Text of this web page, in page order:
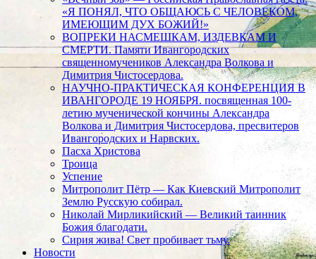
«Я ПОНЯЛ, ЧТО ОБЩАЮСЬ С ЧЕЛОВЕКОМ,
ИМЕЮЩИМ ДУХ БОЖИЙ!»
ВОПРЕКИ НАСМЕШКАМ, ИЗДЕВКАМ И
СМЕРТИ. Памяти Ивангородских
священномучеников Александра Волкова и
Димитрия Чистосердова.
НАУЧНО-ПРАКТИЧЕСКАЯ КОНФЕРЕНЦИЯ В
ИВАНГОРОДЕ 19 НОЯБРЯ. посвященная 100-
летию мученической кончины Александра
Волкова и Димитрия Чистосердова, пресвитеров
Ивангородских и Нарвских.
Пасха Христова
Троица
Успение
Митрополит Пётр — Как Киевский Митрополит
Землю Русскую собирал.
Николай Мирликийский — Великий таинник
Божия благодати.
Сирия жива! Свет пробивает тьму.
Новости